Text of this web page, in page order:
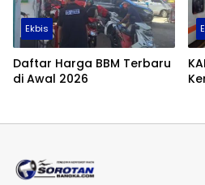
Ekbis
Daftar Harga BBM Terbaru
di Awal 2026